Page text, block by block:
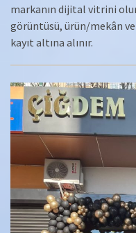
markanın dijital vitrini
görüntüsü, ürün/mekân
kayıt altına alınır.